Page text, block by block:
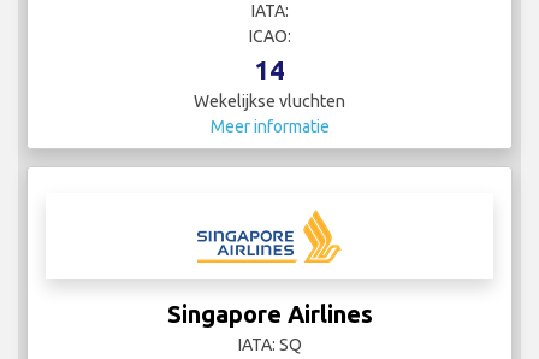
IATA:
ICAO:
14
Wekelijkse vluchten
Meer informatie
Singapore Airlines
IATA: SQ